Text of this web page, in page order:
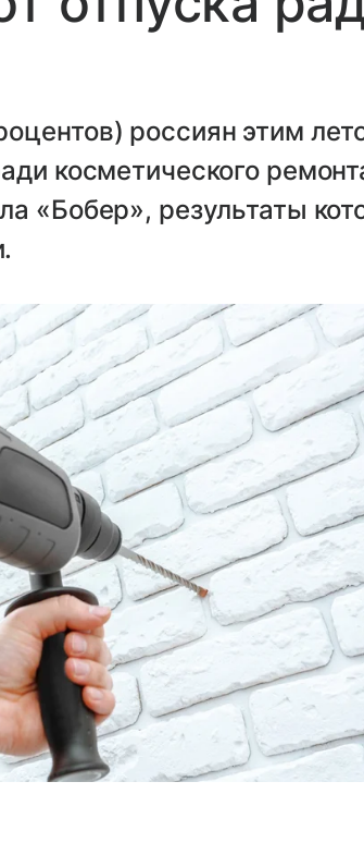
россиян этим
косметического
«Бобер», результаты